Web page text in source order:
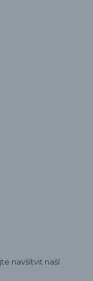
navšítvit naší